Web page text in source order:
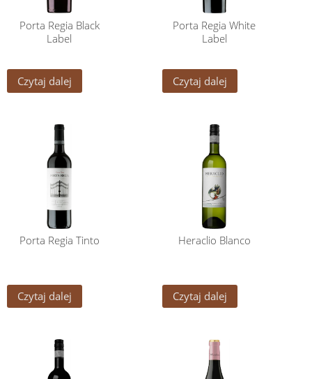
Porta Regia Black
Label
Czytaj dalej
Porta Regia White
Label
Czytaj dalej
Porta Regia Tinto
Czytaj dalej
Heraclio Blanco
Czytaj dalej